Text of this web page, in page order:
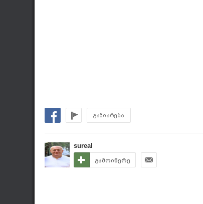
გაზიარება
sureal
გამოიწერე